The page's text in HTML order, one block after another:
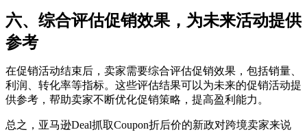
六、综合评估促销效果，为未来活动提供
参考
在促销活动结束后，卖家需要综合评估促销效果，包括销量、
利润、转化率等指标。这些评估结果可以为未来的促销活动提
供参考，帮助卖家不断优化促销策略，提高盈利能力。
总之，亚马逊Deal抓取Coupon折后价的新政对跨境卖家来说